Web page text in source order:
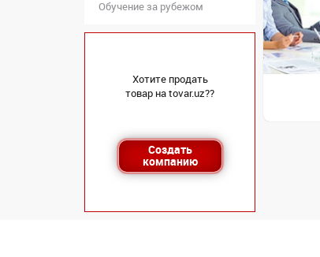
Обучение за рубежом
Хотите продать
товар на tovar.uz??
Создать
компанию